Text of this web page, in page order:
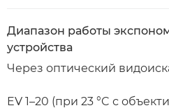
Диапазон работы
устройства
Через оптический
EV 1–20 (при 23 °C с